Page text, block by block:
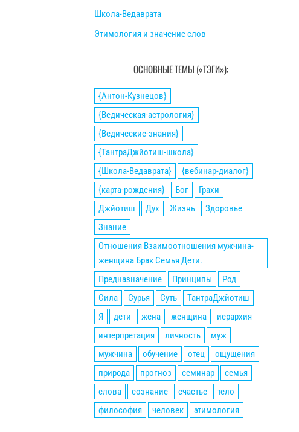
Школа-Ведаврата
Этимология и значение слов
ОСНОВНЫЕ ТЕМЫ («ТЭГИ»):
{Антон-Кузнецов}
{Ведическая-астрология}
{Ведические-знания}
{ТантраДжйотиш-школа}
{Школа-Ведаврата}
{вебинар-диалог}
{карта-рождения}
Бог
Грахи
Джйотиш
Дух Жизнь
Здоровье
Знание
Отношения Взаимоотношения мужчина-
женщина Брак Семья Дети.
Предназначение
Принципы
Род
Сила
Сурья Суть
ТантраДжйотиш
Я
дети жена женщина
иерархия
интерпретация
личность
муж
мужчина
обучение отец
ощущения
природа
прогноз семинар
семья
слова
сознание счастье
тело
философия
человек этимология